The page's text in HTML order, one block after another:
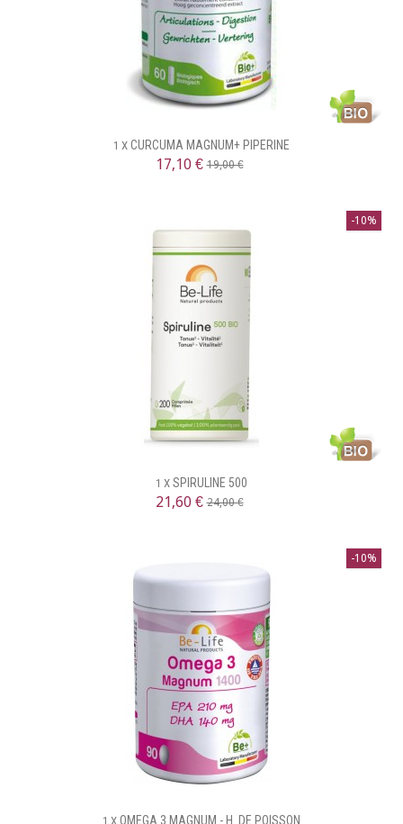
1 X CURCUMA MAGNUM+ PIPERINE
17,10 €19,00 €
-10%
1 X SPIRULINE 500
21,60 €24,00 €
-10%
1 X OMEGA 3 MAGNUM - H. DE POISSON